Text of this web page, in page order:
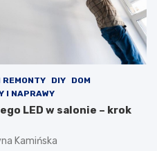
REMONTY DIY
DOM
I NAPRAWY
LED w salonie – krok
Kamińska